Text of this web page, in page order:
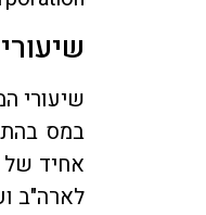
שיעורי
במס
לארה"ב